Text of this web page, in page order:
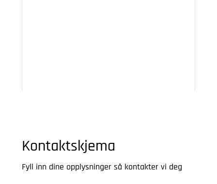
Kontaktskjema
Fyll inn dine opplysninger så kontakter vi deg